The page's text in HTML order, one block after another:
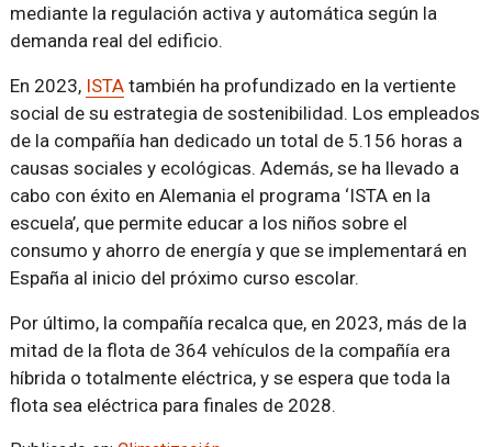
mediante la regulación activa y automática según la
demanda real del edificio.
En 2023, ISTAtambién ha profundizado en la vertiente
social de su estrategia de sostenibilidad. Los empleados
de la compañía han dedicado un total de 5.156 horas a
causas sociales y ecológicas. Además, se ha llevado a
cabo con éxito en Alemania el programa ‘ISTA en la
escuela’, que permite educar a los niños sobre el
consumo y ahorro de energía y que se implementará en
España al inicio del próximo curso escolar.
Por último, la compañía recalca que, en 2023, más de la
mitad de la flota de 364 vehículos de la compañía era
híbrida o totalmente eléctrica, y se espera que toda la
flota sea eléctrica para finales de 2028.